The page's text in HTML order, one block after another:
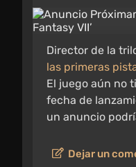
Director de la
las primeras
El juego aún no
fecha de
un anuncio
Dejar un